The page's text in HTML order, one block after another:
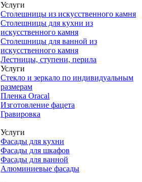
Услуги
Столешницы из искусственного камня
Столешницы для кухни из
искусственного камня
Столешницы для ванной из
искусственного камня
Лестницы, ступени, перила
Услуги
Стекло и зеркало по индивидуальным
размерам
Пленка Oracal
Изготовление фацета
Гравировка
Услуги
Фасады для кухни
Фасады для шкафов
Фасады для ванной
Алюминиевые фасады